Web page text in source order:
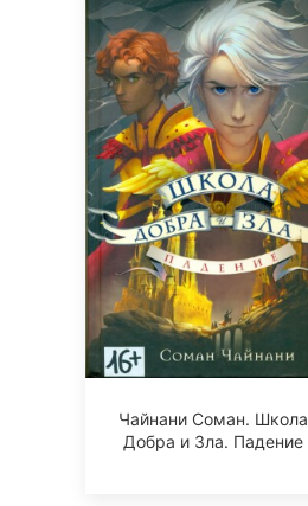
Чайнани Соман. Школа
Добра и Зла. Падение